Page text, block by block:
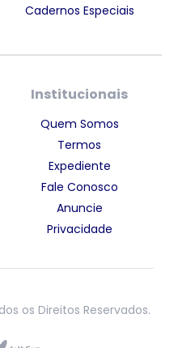
Cadernos Especiais
Institucionais
Quem Somos
Termos
Expediente
Fale Conosco
Anuncie
Privacidade
os Direitos Reservados.